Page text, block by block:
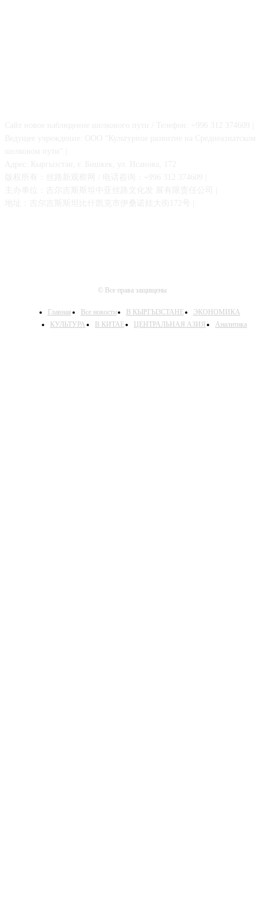
© Все права защищены
Главная Все новости В КЫРГЫЗСТАНЕ
ЭКОНОМИКА
КУЛЬТУРА
В КИТАЕ ЦЕНТРАЛЬНАЯ АЗИЯ Аналитика